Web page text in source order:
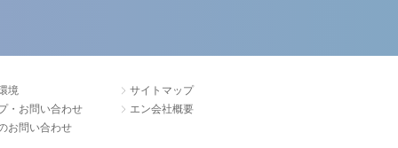
境
・お問い合わせ
お問い合わせ
サイトマップ
エン会社概要